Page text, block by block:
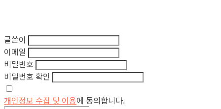
글쓴이
이메일
비밀번호
비밀번호 확인
개인정보 수집 및 이용에 동의합니다.